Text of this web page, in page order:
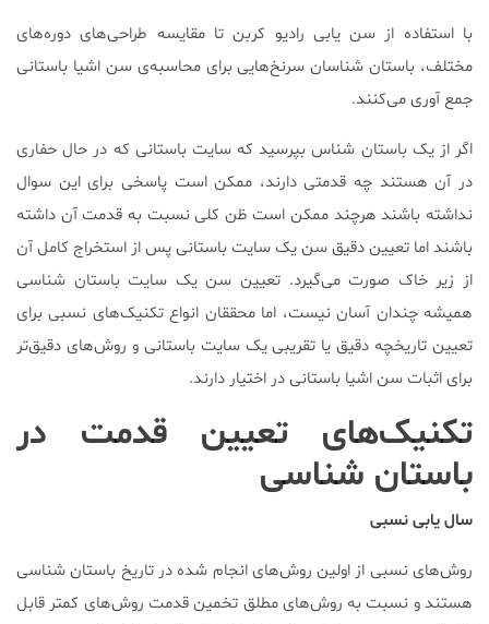
با استفاده از سن یابی رادیو کربن تا مقایسه طراحی‌های دوره‌‌های
مختلف، باستان شناسان سرنخ‌هایی برای محاسبه‌ی سن اشیا باستانی
جمع آوری می‌کنند.
اگر از یک باستان شناس بپرسید که سایت باستانی که در حال حفاری
در آن هستند چه قدمتی دارند، ممکن است پاسخی برای این سوال
نداشته باشند هرچند ممکن است ظن کلی نسبت به قدمت آن داشته
باشند اما تعیین دقیق سن یک سایت باستانی پس از استخراج کامل آن
از زیر خاک صورت می‌گیرد. تعیین سن یک سایت باستان شناسی
همیشه چندان آسان نیست، اما محققان انواع تکنیک‌های نسبی برای
تعیین تاریخچه دقیق یا تقریبی یک سایت باستانی و روش‌های دقیق‌تر
برای اثبات سن اشیا باستانی در اختیار دارند.
تکنیک‌های تعیین قدمت در
باستان شناسی
سال یابی نسبی
روش‌های نسبی از اولین روش‌های انجام شده در تاریخ باستان شناسی
هستند و نسبت به روش‌های مطلق تخمین قدمت روش‌های کمتر قابل